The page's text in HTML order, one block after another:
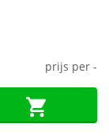
prijs per -